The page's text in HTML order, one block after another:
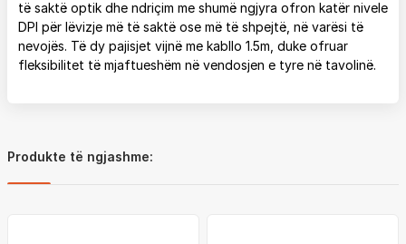
të saktë optik dhe ndriçim me shumë ngjyra ofron katër nivele
DPI për lëvizje më të saktë ose më të shpejtë, në varësi të
nevojës. Të dy pajisjet vijnë me kabllo 1.5m, duke ofruar
fleksibilitet të mjaftueshëm në vendosjen e tyre në tavolinë.
Produkte të ngjashme: